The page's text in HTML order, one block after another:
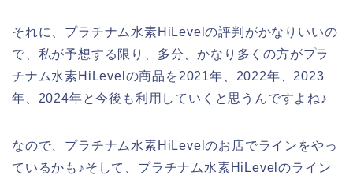
それに、プラチナム水素HiLevelの評判がかなりいいの
で、私が予想する限り、多分、かなり多くの方がプラ
チナム水素HiLevelの商品を2021年、2022年、2023
年、2024年と今後も利用していくと思うんですよね♪
なので、プラチナム水素HiLevelのお店でラインをやっ
ているかも♪そして、プラチナム水素HiLevelのライン